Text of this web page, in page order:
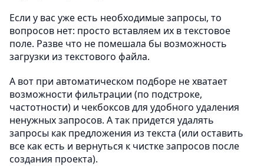
Если у вас уже есть необходимые запросы, то
вопросов нет: просто вставляем их в текстовое
поле. Разве что не помешала бы возможность
загрузки из текстового файла.
А вот при автоматическом подборе не хватает
возможности фильтрации (по подстроке,
частотности) и чекбоксов для удобного удаления
ненужных запросов. А так придется удалять
запросы как предложения из текста (или оставить
все как есть и вернуться к чистке запросов после
создания проекта).